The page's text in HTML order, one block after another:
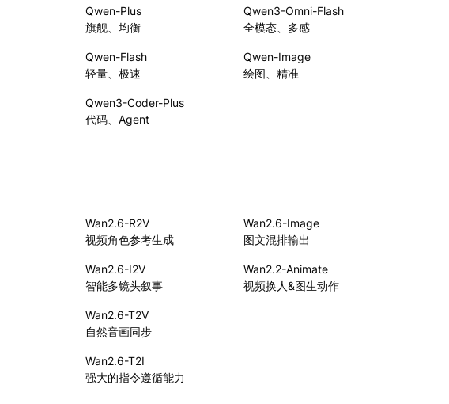
Qwen-Plus
旗舰、均衡
Qwen-Flash
轻量、极速
Qwen3-Coder-Plus
代码、Agent
Qwen3-Omni-Flash
全模态、多感
Qwen-Image
绘图、精准
Wan2.6-R2V
视频角色参考生成
Wan2.6-I2V
智能多镜头叙事
Wan2.6-T2V
自然音画同步
Wan2.6-T2I
强大的指令遵循能力
Wan2.6-Image
图文混排输出
Wan2.2-Animate
视频换人&图生动作